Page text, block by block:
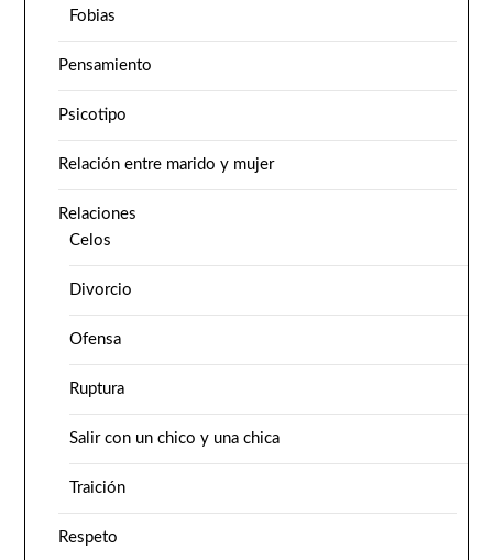
Fobias
Pensamiento
Psicotipo
Relación entre marido y mujer
Relaciones
Celos
Divorcio
Ofensa
Ruptura
Salir con un chico y una chica
Traición
Respeto